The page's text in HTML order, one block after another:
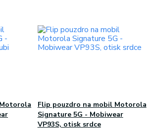
Flip pouzdro na mobil Motorola
Signature 5G - Mobiwear
VP93S, otisk srdce